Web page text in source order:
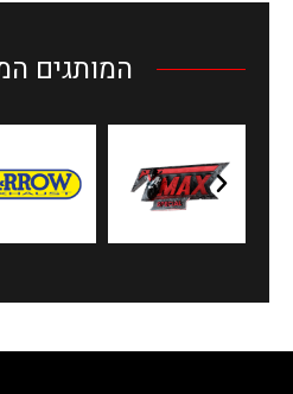
המותגים